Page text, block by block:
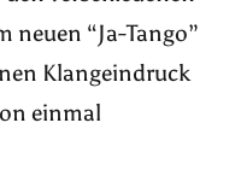
neuen “Ja-Tango”
Klangeindruck
einmal